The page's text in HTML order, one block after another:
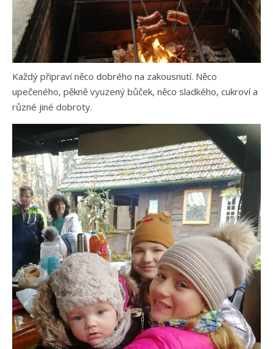
Každý připraví něco dobrého na zakousnutí. Něco
upečeného, pěkně vyuzený bůček, něco sladkého, cukroví a
různé jiné dobroty.